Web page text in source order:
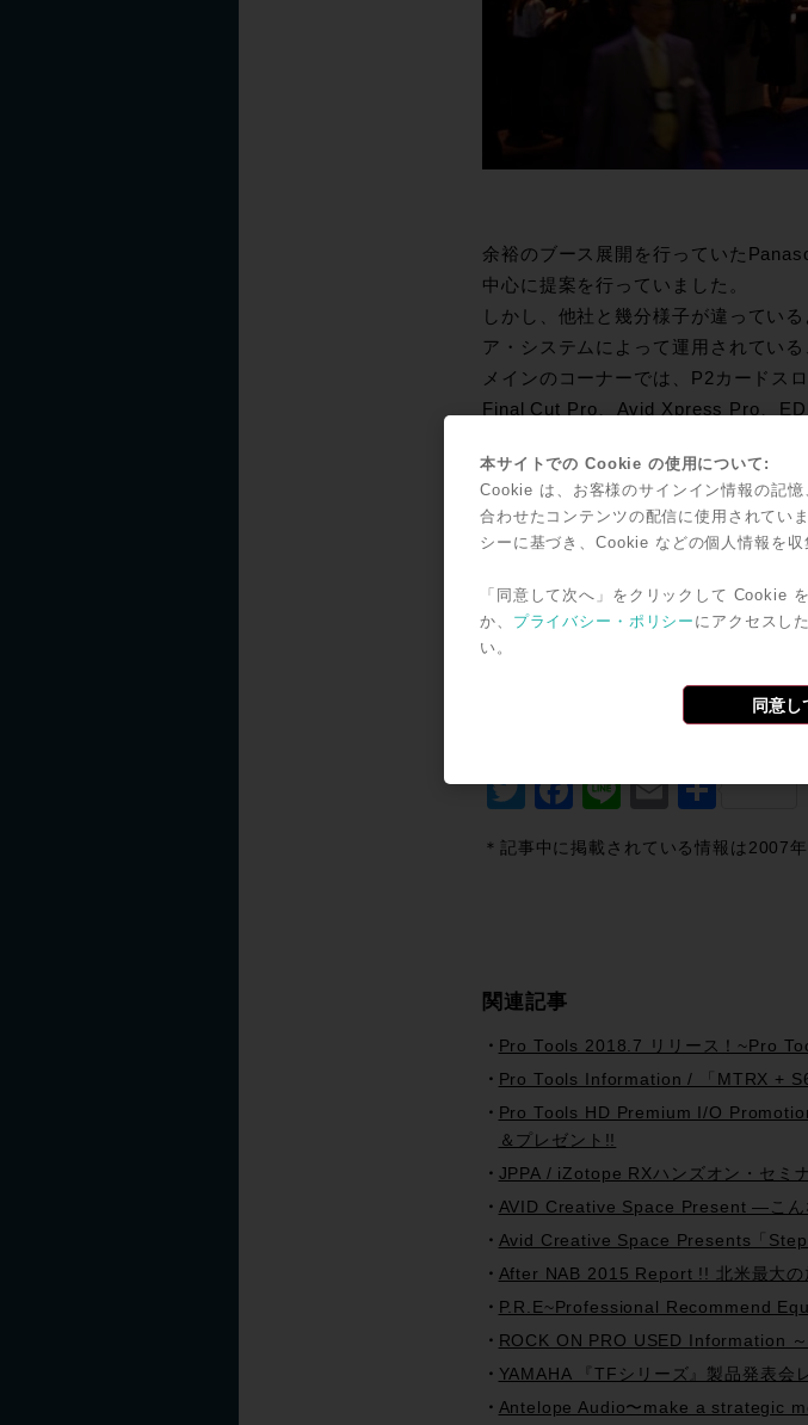
余裕のブース展開を行っていた
中心に提案を行っていました。
しかし、他社と幾分様子が違ってい
ア・システムによって運用されてい
メインのコーナーでは、P2カードス
Final Cut Pro、Avid Xpress Pro、
ており、サブコーナーに置かれたカ
Panasonicへのリンク
http://panasonic.biz/sav/p2/
Twitter
Facebook
LineEmail
共
＊記事中に掲載されている情報は2007
関連記事
Pro Tools 2018.7 リリース！~Pro
Pro Tools Information / 「MTRX +
Pro Tools HD Premium I/O
＆プレゼント!!
JPPA / iZotope RXハンズオン・セミ
AVID Creative Space Present —こん
Avid Creative Space Presents「Step
After NAB 2015 Report !! 北米最大の
P.R.E~Professional Recommend
ROCK ON PRO USED Information
YAMAHA 『TFシリーズ』製品発表会
Antelope Audio〜make a strategic
本サイトでの Cookie の使用について:
Cookie は、お客様のサインイン情報の記
合わせたコンテンツの配信に使用されてい
シーに基づき、Cookie などの個人情報を収
「同意して次へ」をクリックして Cookie
か、 プライバシー・ポリシー にアクセスし
い。
同意し